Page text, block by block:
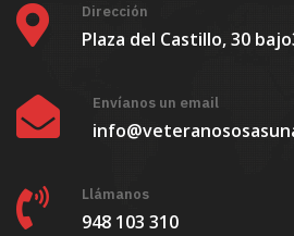
Dirección
Plaza del Castillo, 30 bajo
Envíanos un email
Llámanos
948 103 310